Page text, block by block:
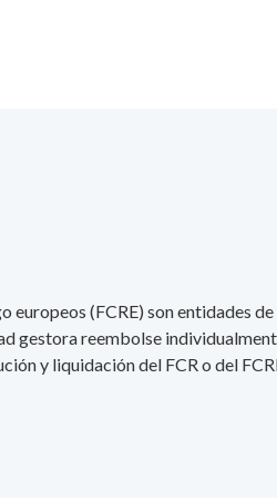
(FCRE) son entidades
gestora reembolse
y liquidación del FCR o del